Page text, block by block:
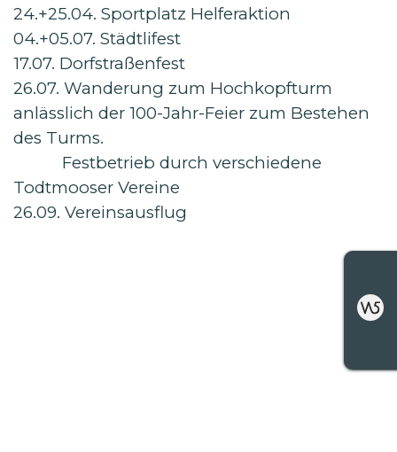
24.+25.04. Sportplatz Helferaktion
04.+05.07. Städtlifest
17.07. Dorfstraßenfest
26.07. Wanderung zum Hochkopfturm
anlässlich der 100-Jahr-Feier zum Bestehen
des Turms.
Festbetrieb durch verschiedene
Todtmooser Vereine
26.09. Vereinsausflug